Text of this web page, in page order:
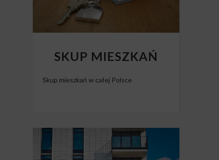
SKUP MIESZKAŃ
Skup mieszkań w całej Polsce